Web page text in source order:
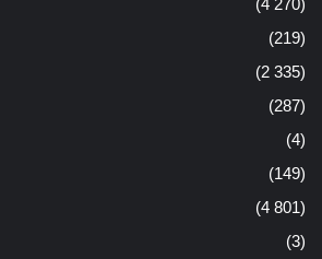
(4 270)
(219)
(2 335)
(287)
(4)
(149)
(4 801)
(3)